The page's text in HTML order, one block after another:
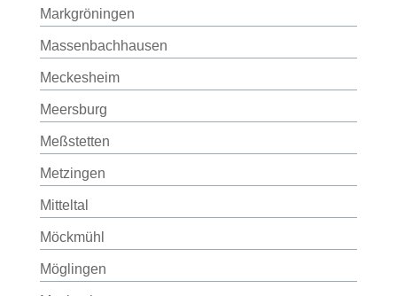
Markgröningen
Massenbachhausen
Meckesheim
Meersburg
Meßstetten
Metzingen
Mitteltal
Möckmühl
Möglingen